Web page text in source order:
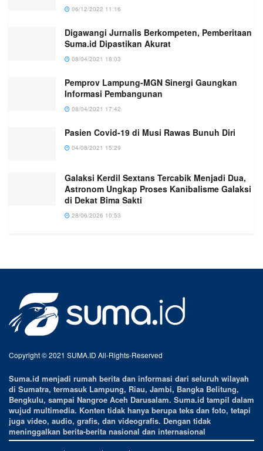
06/12/2022 11:16
Digawangi Jurnalis Berkompeten, Pemberitaan
Suma.id Dipastikan Akurat
08/04/2021 18:03
Pemprov Lampung-MGN Sinergi Gaungkan
Informasi Pembangunan
08/04/2021 17:42
Pasien Covid-19 di Musi Rawas Bunuh Diri
04/08/2021 15:29
Galaksi Kerdil Sextans Tercabik Menjadi Dua,
Astronom Ungkap Proses Kanibalisme Galaksi
di Dekat Bima Sakti
28/06/2026 10:53
Copyright © 2021 SUMA.ID All-Rights-Reserved
Suma.id menjadi rumah berita dan informasi dari seluruh wilayah
di Sumatra, termasuk Lampung, Riau, Jambi, Bangka Belitung,
Bengkulu, sampai Nangroe Aceh Darusalam. Suma.id tampil dalam
wujud multimedia. Konten tidak hanya berupa teks dan foto, tetapi
juga video, audio, grafis, dan videografis. Dengan tidak
meninggalkan berita-berita nasional dan internasional